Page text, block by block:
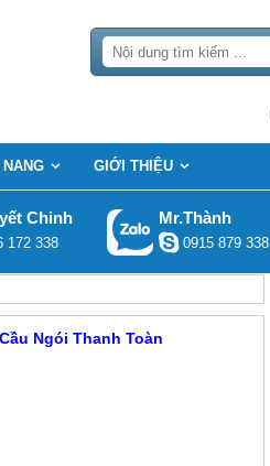
GIỚI THIỆU
Chinh
172 338
Mr.Thành
0915 879 338
Ngói Thanh Toàn